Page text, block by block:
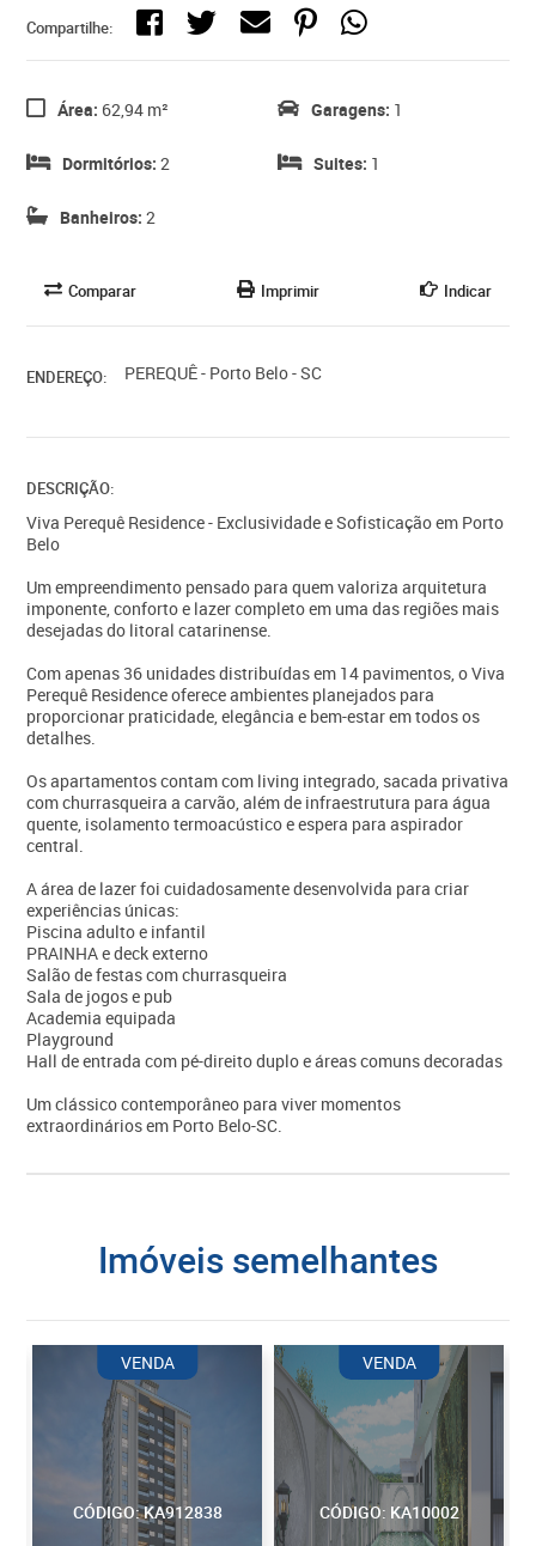
Compartilhe:
Área: 62,94 m²
Dormitórios: 2
Banheiros: 2
Garagens: 1
Suites: 1
Comparar Imprimir Indicar
ENDEREÇO: PEREQUÊ - Porto Belo - SC
DESCRIÇÃO:
Viva Perequê Residence - Exclusividade e Sofisticação em Porto
Belo
Um empreendimento pensado para quem valoriza arquitetura
imponente, conforto e lazer completo em uma das regiões mais
desejadas do litoral catarinense.
Com apenas 36 unidades distribuídas em 14 pavimentos, o Viva
Perequê Residence oferece ambientes planejados para
proporcionar praticidade, elegância e bem-estar em todos os
detalhes.
Os apartamentos contam com living integrado, sacada privativa
com churrasqueira a carvão, além de infraestrutura para água
quente, isolamento termoacústico e espera para aspirador
central.
A área de lazer foi cuidadosamente desenvolvida para criar
experiências únicas:
Piscina adulto e infantil
PRAINHA e deck externo
Salão de festas com churrasqueira
Sala de jogos e pub
Academia equipada
Playground
Hall de entrada com pé-direito duplo e áreas comuns decoradas
Um clássico contemporâneo para viver momentos
extraordinários em Porto Belo-SC.
imóveis semelhantes
CÓDIGO: KA912838
VENDA
CÓDIGO: KA10002
VENDA